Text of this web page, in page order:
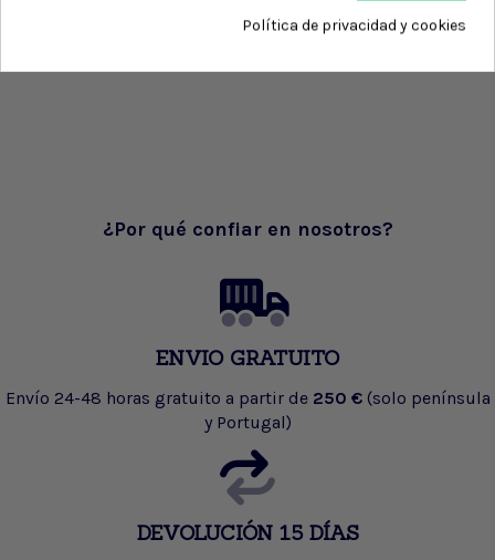
¿Por qué confiar en nosotros?
ENVIO GRATUITO
Envío 24-48 horas gratuito a partir de 250 € (solo península
y Portugal)
DEVOLUCIÓN 15 DÍAS
Política de privacidad y cookies